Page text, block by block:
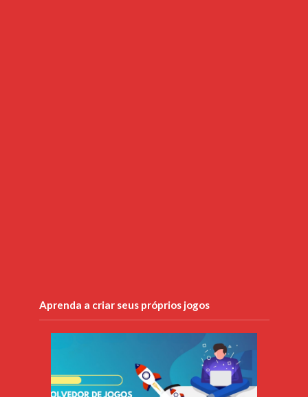
Aprenda a criar seus próprios jogos